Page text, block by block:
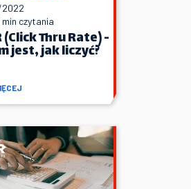
min czytania
(Click Thru Rate) -
jest, jak liczyć?